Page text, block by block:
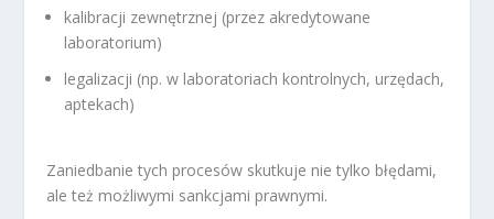
kalibracji zewnętrznej (przez akredytowane
laboratorium)
legalizacji (np. w laboratoriach kontrolnych, urzędach,
aptekach)
Zaniedbanie tych procesów skutkuje nie tylko błędami,
ale też możliwymi sankcjami prawnymi.